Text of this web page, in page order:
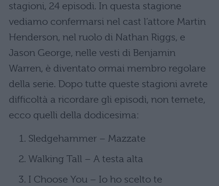
stagioni, 24 episodi. In questa stagione
vediamo confermarsi nel cast l’attore Martin
Henderson, nel ruolo di Nathan Riggs, e
Jason George, nelle vesti di Benjamin
Warren, è diventato ormai membro regolare
della serie. Dopo tutte queste stagioni avrete
difficoltà a ricordare gli episodi, non temete,
ecco quelli della dodicesima:
Sledgehammer – Mazzate
Walking Tall – A testa alta
I Choose You – Io ho scelto te